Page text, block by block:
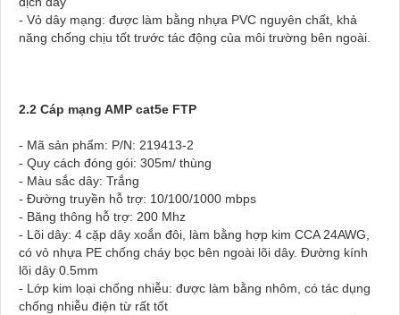
- Vỏ dây mạng: được làm bằng nhựa PVC nguyên chất, khả
năng chống chịu tốt trước tác động của môi trường bên ngoài.
2.2 Cáp mạng AMP cat5e FTP
- Mã sản phẩm: P/N: 219413-2
- Quy cách đóng gói: 305m/ thùng
- Màu sắc dây: Trắng
- Đường truyền hỗ trợ: 10/100/1000 mbps
- Băng thông hỗ trợ: 200 Mhz
- Lõi dây: 4 cặp dây xoắn đôi, làm bằng hợp kim CCA 24AWG,
có vỏ nhựa PE chống cháy bọc bên ngoài lõi dây. Đường kính
lõi dây 0.5mm
- Lớp kim loại chống nhiễu: được làm bằng nhôm, có tác dụng
chống nhiễu điện từ rất tốt